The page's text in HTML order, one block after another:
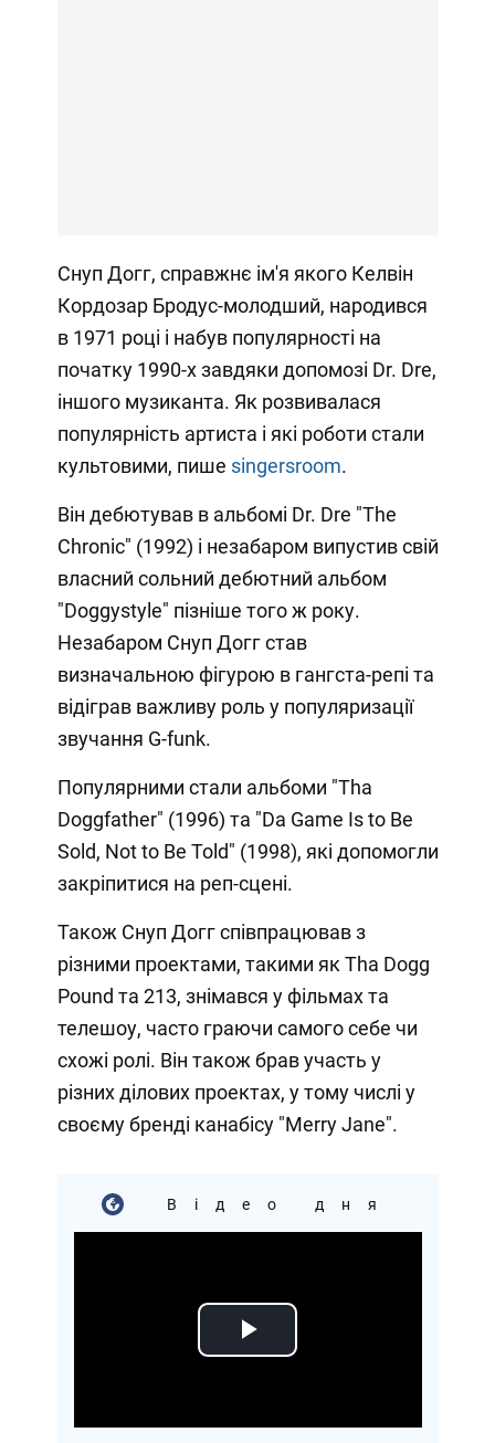
Снуп Догг, справжнє ім'я якого Келвін
Кордозар Бродус-молодший, народився
в 1971 році і набув популярності на
початку 1990-х завдяки допомозі Dr. Dre,
іншого музиканта. Як розвивалася
популярність артиста і які роботи стали
культовими, пише singersroom.
Він дебютував в альбомі Dr. Dre "The
Chronic" (1992) і незабаром випустив свій
власний сольний дебютний альбом
"Doggystyle" пізніше того ж року.
Незабаром Снуп Догг став
визначальною фігурою в гангста-репі та
відіграв важливу роль у популяризації
звучання G-funk.
Популярними стали альбоми "Tha
Doggfather" (1996) та "Da Game Is to Be
Sold, Not to Be Told" (1998), які допомогли
закріпитися на реп-сцені.
Також Снуп Догг співпрацював з
різними проектами, такими як Tha Dogg
Pound та 213, знімався у фільмах та
телешоу, часто граючи самого себе чи
схожі ролі. Він також брав участь у
різних ділових проектах, у тому числі у
своєму бренді канабісу "Merry Jane".
Відео дня
Play